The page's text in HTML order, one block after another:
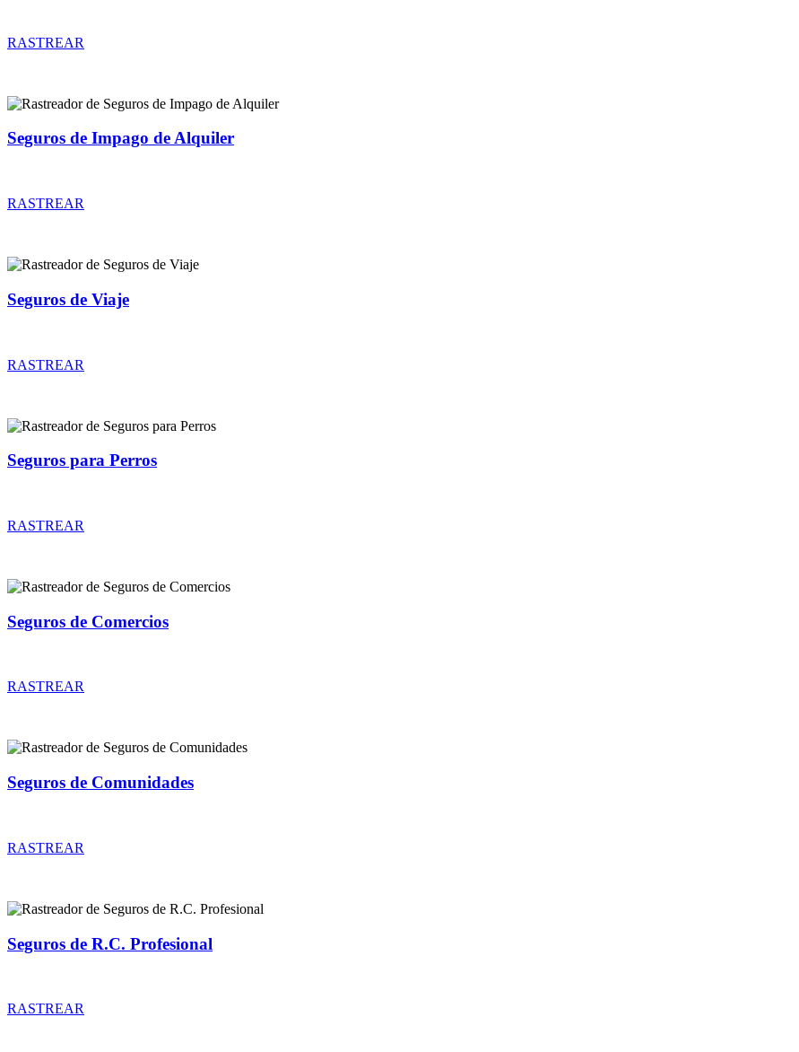
RASTREAR
Seguros de Impago de Alquiler
RASTREAR
Seguros de Viaje
RASTREAR
Seguros para Perros
RASTREAR
Seguros de Comercios
RASTREAR
Seguros de Comunidades
RASTREAR
Seguros de R.C. Profesional
RASTREAR